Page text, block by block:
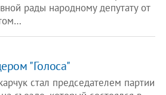
рады народному депутату от
"Голоса"
стал председателем партии